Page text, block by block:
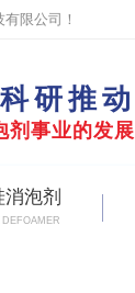
限公司！
研推动
剂事业的发展
泡剂